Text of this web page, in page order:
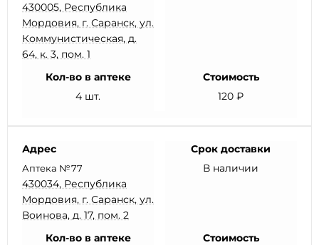
430005, Республика
Мордовия, г. Саранск, ул.
Коммунистическая, д.
64, к. 3, пом. 1
Кол-во в аптеке
4 шт.
Стоимость
120 ₽
Адрес
Аптека №77
430034, Республика
Мордовия, г. Саранск, ул.
Воинова, д. 17, пом. 2
Срок доставки
В наличии
Кол-во в аптеке
Стоимость